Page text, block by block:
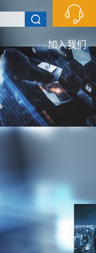
加入我们
招聘